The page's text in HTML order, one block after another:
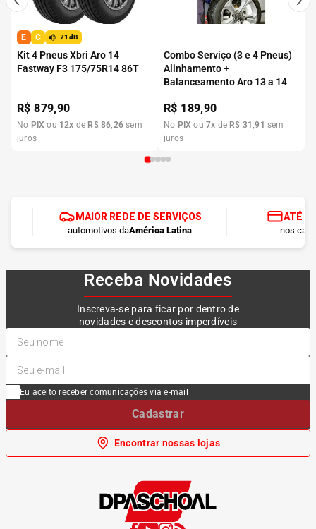
E C 71dB
Kit 4 Pneus Xbri Aro 14
Fastway F3 175/75R14 86T
R$879,90
No PIX ou 12x de R$ 86,26 sem
juros
Combo Serviço (3 e 4 Pneus)
Alinhamento +
Balanceamento Aro 13 a 14
R$ 189,90
No PIX ou7x de R$ 31 ,91 sem
juros
MAIOR REDE DE SERVIÇOS
automotivos daAmérica Latina
ATÉ
nos
Receba Novidades
Inscreva-se para ficar por dentro de
novidades e descontos imperdíveis
Eu aceito receber comunicações via e-mail
Cadastrar
Encontrar nossas lojas